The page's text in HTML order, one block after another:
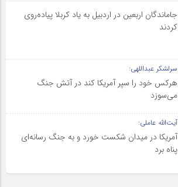
جاماندگان اربعین در اردبیل به یاد کربلا پیاده‌روی
کردند
سرلشکر عبداللهی:
هرکس خود را سپر آمریکا کند در آتش جنگ
می‌سوزد
آیت‌الله عاملی:
آمریکا در میدان شکست خورد و به جنگ رسانه‌ای
پناه برد